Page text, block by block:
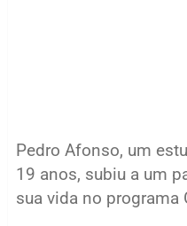
Pedro Afonso, um
19 anos, subiu a um
sua vida no programa